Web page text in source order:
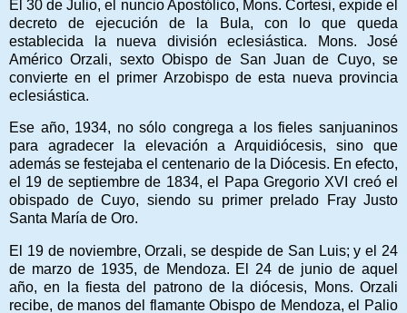
El 30 de Julio, el nuncio Apostólico, Mons. Cortesi, expide el
decreto de ejecución de la Bula, con lo que queda
establecida la nueva división eclesiástica. Mons. José
Américo Orzali, sexto Obispo de San Juan de Cuyo, se
convierte en el primer Arzobispo de esta nueva provincia
eclesiástica.
Ese año, 1934, no sólo congrega a los fieles sanjuaninos
para agradecer la elevación a Arquidiócesis, sino que
además se festejaba el centenario de la Diócesis. En efecto,
el 19 de septiembre de 1834, el Papa Gregorio XVI creó el
obispado de Cuyo, siendo su primer prelado Fray Justo
Santa María de Oro.
El 19 de noviembre, Orzali, se despide de San Luis; y el 24
de marzo de 1935, de Mendoza. El 24 de junio de aquel
año, en la fiesta del patrono de la diócesis, Mons. Orzali
recibe, de manos del flamante Obispo de Mendoza, el Palio